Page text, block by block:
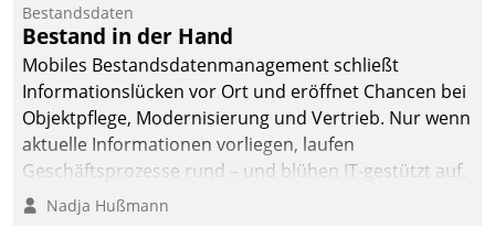
Bestandsdaten
Bestand in der Hand
Mobiles Bestandsdatenmanagement schließt
Informationslücken vor Ort und eröffnet Chancen bei
Objektpflege, Modernisierung und Vertrieb. Nur wenn
aktuelle Informationen vorliegen, laufen
Geschäftsprozesse rund – und blühen IT-gestützt auf.
Nadja Hußmann